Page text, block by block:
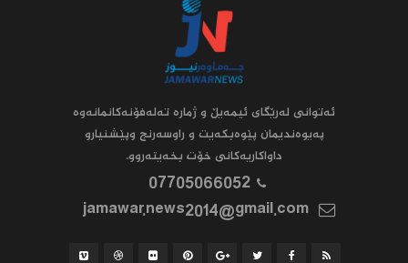
ئه‌توانى له‌رێگاى ئیمه‌یڵ و ژماره‌ ته‌له‌فۆنه‌کانمانه‌وه‌
په‌یوه‌ندیمان پێوه‌بکه‌یت و راوسه‌رنج وپێشنیارو
داواکاریه‌کانى خۆت بخه‌یته‌روو.
07705066052
jamawar.news2014@gmail.com